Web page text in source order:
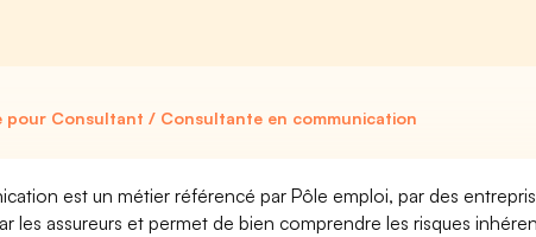
pour Consultant / Consultante en communication
est un métier référencé par Pôle emploi, par des
les assureurs et permet de bien comprendre les risques